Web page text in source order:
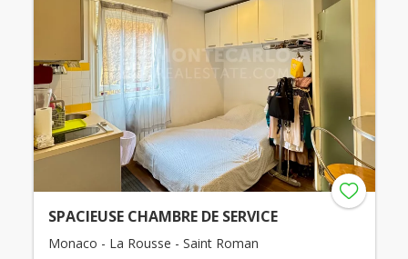
SPACIEUSE CHAMBRE DE SERVICE
Monaco - La Rousse - Saint Roman